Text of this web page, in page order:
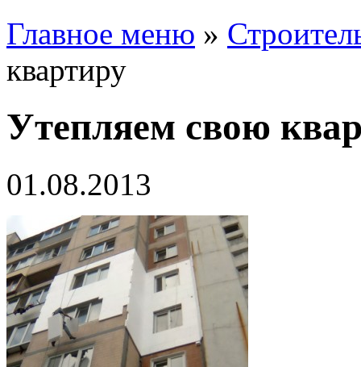
Главное меню »
квартиру
Утепляем свою
01.08.2013